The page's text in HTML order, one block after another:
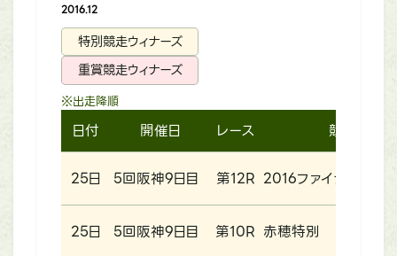
2016.12
特別競走ウィナーズ
重賞競走ウィナーズ
※出走降順
日付 開催日 レース 競走名
25日 5回阪神9日目 第12R 2016ファイナルS
25日 5回阪神9日目 第10R 赤穂特別